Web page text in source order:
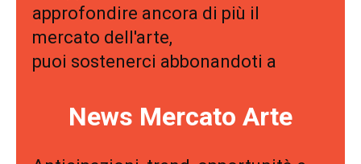
approfondire ancora di più il
mercato dell'arte,
puoi sostenerci abbonandoti a
News Mercato Arte